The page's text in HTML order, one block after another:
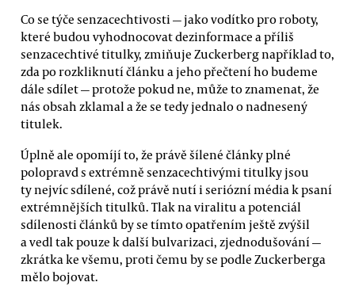
Co se týče senzacechtivosti — jako vodítko pro roboty,
které budou vyhodnocovat dezinformace a příliš
senzacechtivé titulky, zmiňuje Zuckerberg například to,
zda po rozkliknutí článku a jeho přečtení ho budeme
dále sdílet — protože pokud ne, může to znamenat, že
nás obsah zklamal a že se tedy jednalo o nadnesený
titulek.
Úplně ale opomíjí to, že právě šílené články plné
polopravd s extrémně senzacechtivými titulky jsou
ty nejvíc sdílené, což právě nutí i seriózní média k psaní
extrémnějších titulků. Tlak na viralitu a potenciál
sdílenosti článků by se tímto opatřením ještě zvýšil
a vedl tak pouze k další bulvarizaci, zjednodušování —
zkrátka ke všemu, proti čemu by se podle Zuckerberga
mělo bojovat.